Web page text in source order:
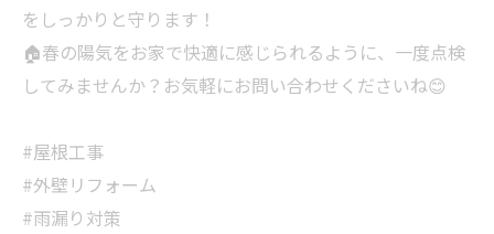
をしっかりと守ります！
🏠春の陽気をお家で快適に感じられるように、一度点検
してみませんか？お気軽にお問い合わせくださいね😊
#屋根工事
#外壁リフォーム
#雨漏り対策